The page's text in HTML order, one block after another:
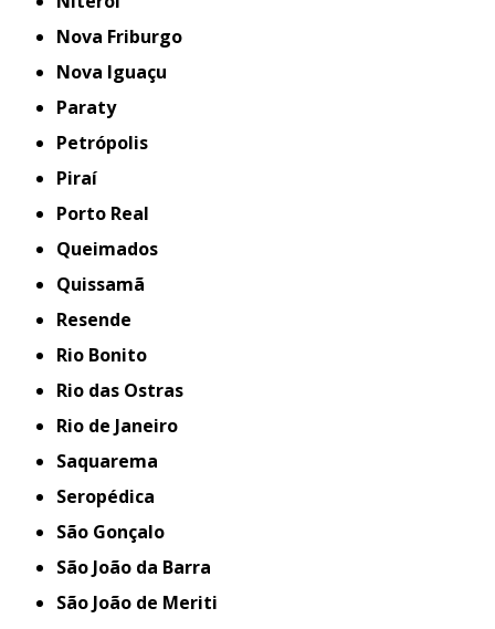
Nova Friburgo
Nova Iguaçu
Paraty
Petrópolis
Piraí
Porto Real
Queimados
Quissamã
Resende
Rio Bonito
Rio das Ostras
Rio de Janeiro
Saquarema
Seropédica
São Gonçalo
São João da Barra
São João de Meriti